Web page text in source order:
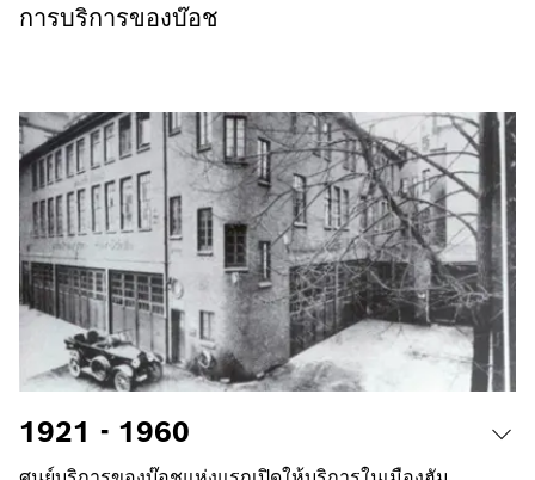
การบริการของบ๊อช
1921 - 1960